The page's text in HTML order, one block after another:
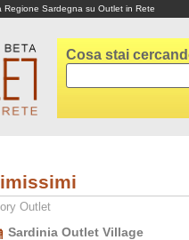
Sardegna su Outlet in Rete
Cosa stai
Outlet
Sardinia Outlet Village